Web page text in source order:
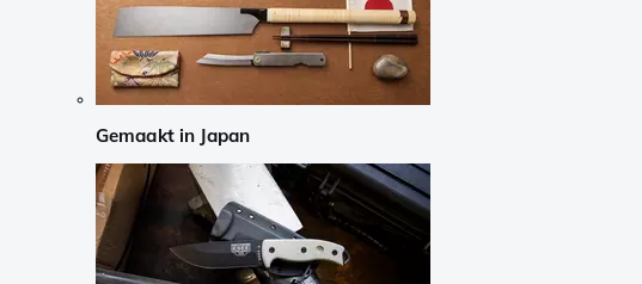
Gemaakt in Japan